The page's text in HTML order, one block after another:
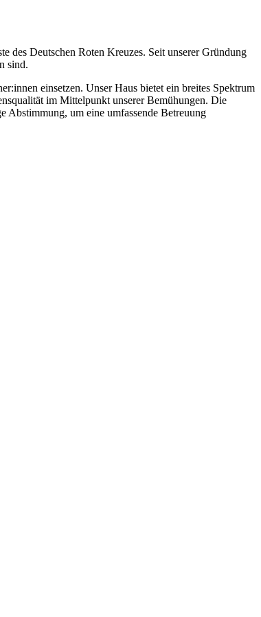
Deutschen Roten Kreuzes. Seit unserer Gründung
sind.
einsetzen. Unser Haus bietet ein breites Spektrum
im Mittelpunkt unserer Bemühungen. Die
Abstimmung, um eine umfassende Betreuung